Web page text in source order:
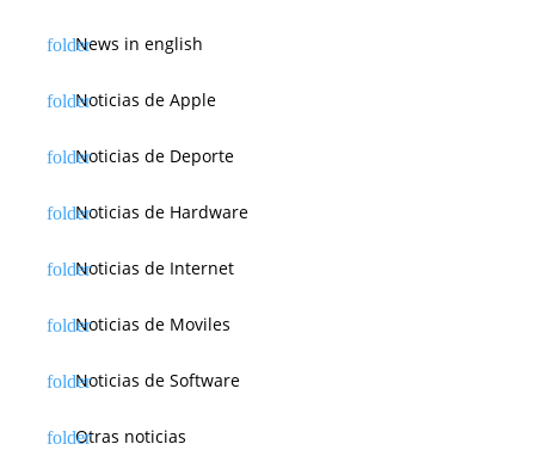
News in english
Noticias de Apple
Noticias de Deporte
Noticias de Hardware
Noticias de Internet
Noticias de Moviles
Noticias de Software
Otras noticias